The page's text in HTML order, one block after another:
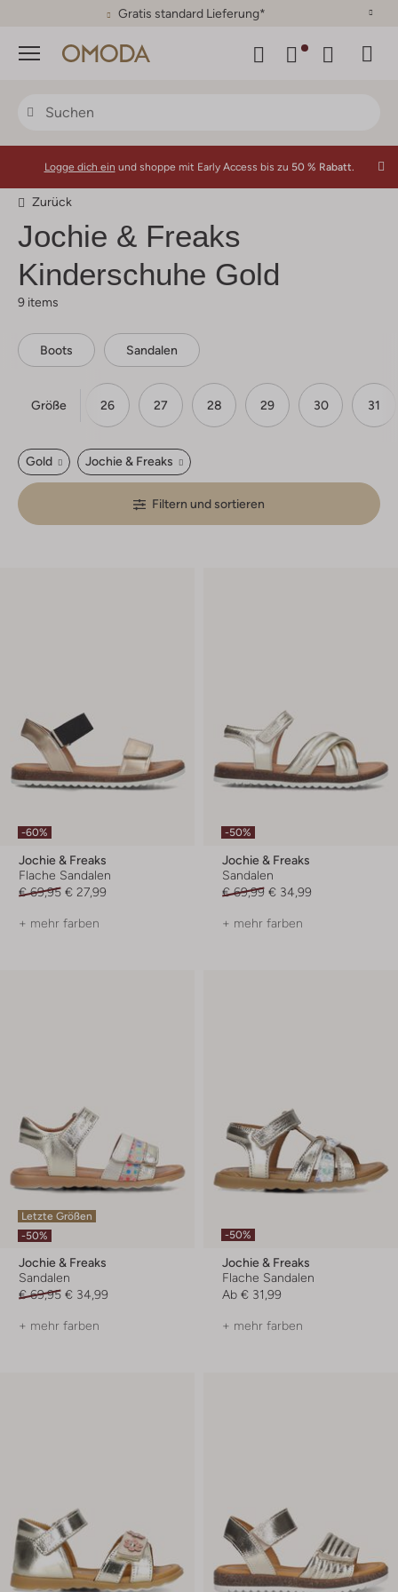
30 Tage Rückgaberecht
Menü
Logge dich ein und shoppe mit Early Access bis zu 50 % Rabatt.
Zurück
Jochie & Freaks
Kinderschuhe Gold
9 items
Boots Sandalen
Größe
25 26 27 28 29 30 31
Gold Jochie & Freaks
Filtern und sortieren
-60%
Jochie & Freaks
Flache Sandalen
€ 69,95 € 27,99
+ mehr farben
-50%
Jochie & Freaks
Sandalen
€ 69,99 € 34,99
+ mehr farben
Letzte Größen
-50%
Jochie & Freaks
Sandalen
€ 69,95 € 34,99
+ mehr farben
-50%
Jochie & Freaks
Flache Sandalen
Ab € 31,99
+ mehr farben